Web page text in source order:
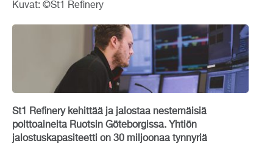
Kuvat: ©St1 Refinery
St1 Refinery kehittää ja jalostaa nestemäisiä
polttoaineita Ruotsin Göteborgissa. Yhtiön
jalostuskapasiteetti on 30 miljoonaa tynnyriä